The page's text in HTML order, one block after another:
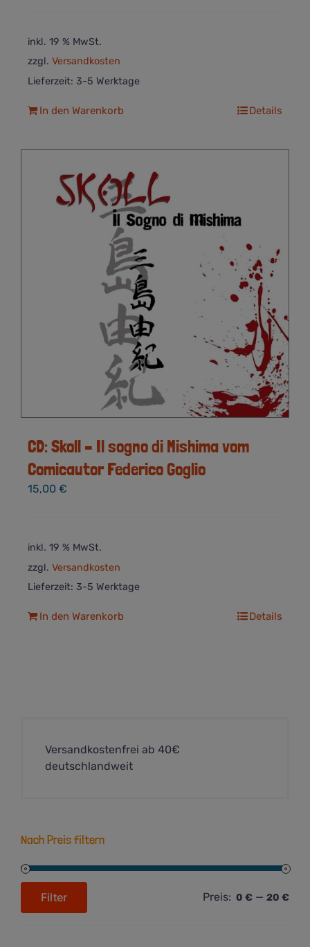
inkl. 19 % MwSt.
zzgl. Versandkosten
Lieferzeit: 3-5 Werktage
In den Warenkorb Details
CD: Skoll – Il sogno di Mishima vom
Comicautor Federico Goglio
15,00 €
inkl. 19 % MwSt.
zzgl. Versandkosten
Lieferzeit: 3-5 Werktage
In den Warenkorb Details
Versandkostenfrei ab 40€
deutschlandweit
Nach Preis filtern
Max.
Filter Preis: 0 € — 20 €